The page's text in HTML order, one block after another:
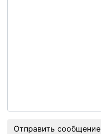
Отправить сообщение